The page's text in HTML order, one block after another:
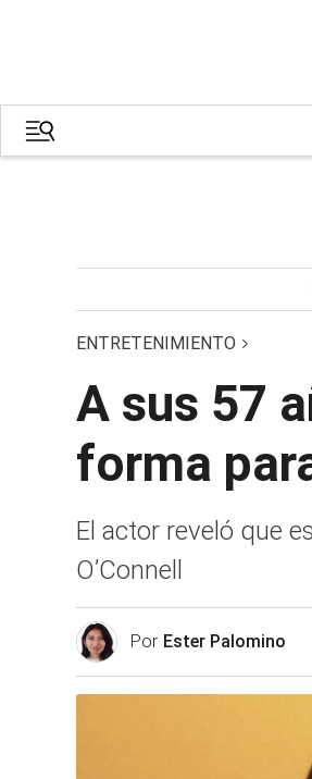
ENTRETENIMIENTO
A sus 57
forma
El actor reveló que
O’Connell
Por Ester Palomino